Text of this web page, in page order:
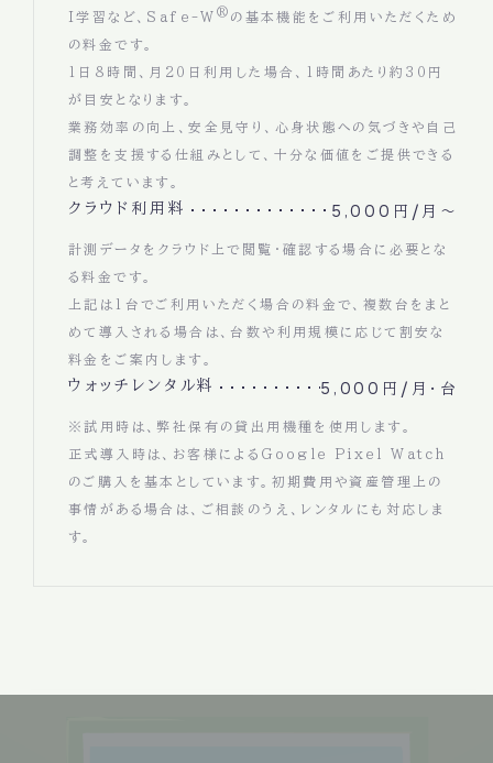
I学習など、Safe-W ® の基本機能をご利用いただくため
の料金です。
1日8時間、月20日利用した場合、1時間あたり約30円
が目安となります。
業務効率の向上、安全見守り、心身状態への気づきや自己
調整を支援する仕組みとして、十分な価値をご提供できる
と考えています。
クラウド利用料 5,000円/月～
計測データをクラウド上で閲覧・確認する場合に必要とな
る料金です。
上記は1台でご利用いただく場合の料金で、複数台をまと
めて導入される場合は、台数や利用規模に応じて割安な
料金をご案内します。
ウォッチレンタル料 5,000円/月・台
※試用時は、弊社保有の貸出用機種を使用します。
正式導入時は、お客様によるGoogle Pixel Watch
のご購入を基本としています。初期費用や資産管理上の
事情がある場合は、ご相談のうえ、レンタルにも対応しま
す。